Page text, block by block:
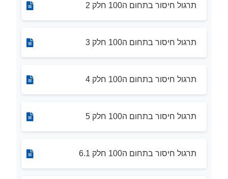
תרגול חיסור בתחום ה100 חלק 2
תרגול חיסור בתחום ה100 חלק 3
תרגול חיסור בתחום ה100 חלק 4
תרגול חיסור בתחום ה100 חלק 5
תרגול חיסור בתחום ה100 חלק 6.1